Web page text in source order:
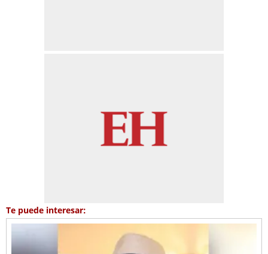
Te puede interesar: